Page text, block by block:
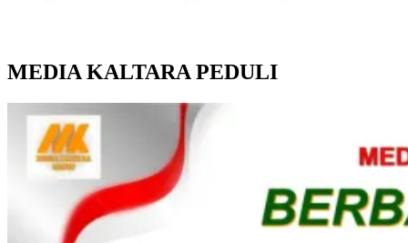
MEDIA KALTARA PEDULI